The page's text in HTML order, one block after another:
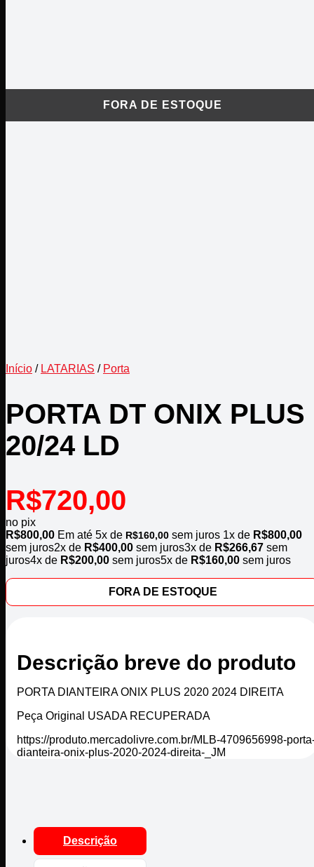
Início / LATARIAS / Porta
PORTA DT ONIX PLUS
20/24 LD
R$720,00
no pix
R$800,00 Em até 5x de R$160,00 sem juros 1x de R$800,00
sem juros2x de R$400,00 sem juros3x de R$266,67 sem
juros4x de R$200,00 sem juros5x de R$160,00 sem juros
FORA DE ESTOQUE
Descrição breve do produto
PORTA DIANTEIRA ONIX PLUS 2020 2024 DIREITA
Peça Original USADA RECUPERADA
https://produto.mercadolivre.com.br/MLB-4709656998-
dianteira-onix-plus-2020-2024-direita-_JM
Descrição